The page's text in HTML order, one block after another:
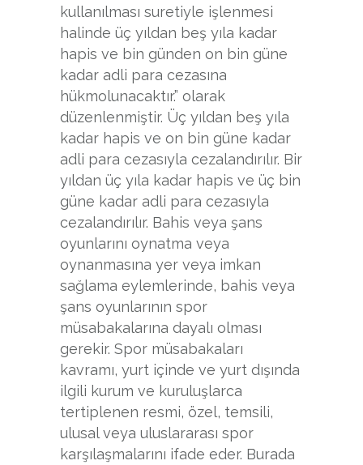
kullanılması suretiyle işlenmesi
halinde üç yıldan beş yıla kadar
hapis ve bin günden on bin güne
kadar adli para cezasına
hükmolunacaktır.” olarak
düzenlenmiştir. Üç yıldan beş yıla
kadar hapis ve on bin güne kadar
adli para cezasıyla cezalandırılır. Bir
yıldan üç yıla kadar hapis ve üç bin
güne kadar adli para cezasıyla
cezalandırılır. Bahis veya şans
oyunlarını oynatma veya
oynanmasına yer veya imkan
sağlama eylemlerinde, bahis veya
şans oyunlarının spor
müsabakalarına dayalı olması
gerekir. Spor müsabakaları
kavramı, yurt içinde ve yurt dışında
ilgili kurum ve kuruluşlarca
tertiplenen resmi, özel, temsili,
ulusal veya uluslararası spor
karşılaşmalarını ifade eder. Burada